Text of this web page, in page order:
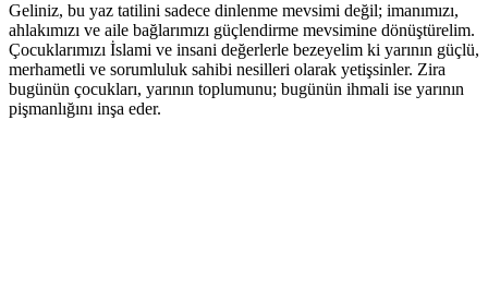
Geliniz, bu yaz tatilini sadece dinlenme mevsimi değil; imanımızı,
ahlakımızı ve aile bağlarımızı güçlendirme mevsimine dönüştürelim.
Çocuklarımızı İslami ve insani değerlerle bezeyelim ki yarının güçlü,
merhametli ve sorumluluk sahibi nesilleri olarak yetişsinler. Zira
bugünün çocukları, yarının toplumunu; bugünün ihmali ise yarının
pişmanlığını inşa eder.